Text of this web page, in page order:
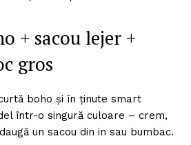
+ sacou lejer +
gros
boho și în ținute smart
într-o singură culoare – crem,
un sacou din in sau bumbac.